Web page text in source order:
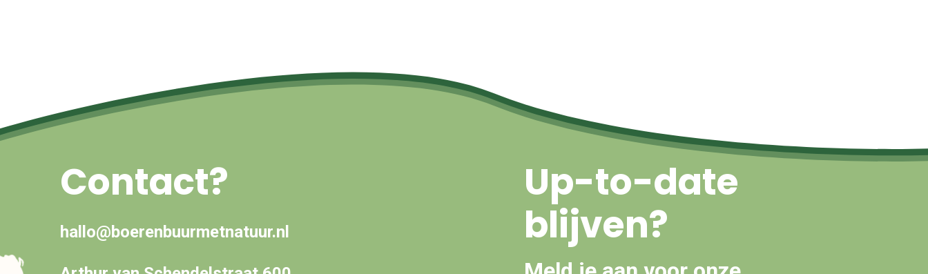
Contact?
hallo@boerenbuurmetnatuur.nl
Up-to-date
blijven?